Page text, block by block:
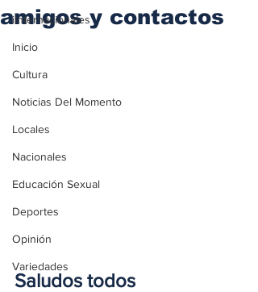
iInternacionales
Inicio
Cultura
Noticias Del Momento
Locales
Nacionales
Educación Sexual
Deportes
Opinión
Variedades
amigos y contactos
Saludos todos